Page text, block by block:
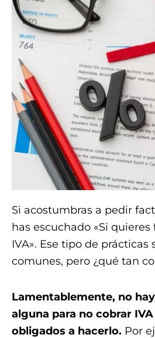
Si acostumbras a pedir
has escuchado «Si quieres
IVA». Ese tipo de
comunes, pero ¿qué tan
Lamentablemente, no
alguna para no cobrar
obligados a hacerlo. Por